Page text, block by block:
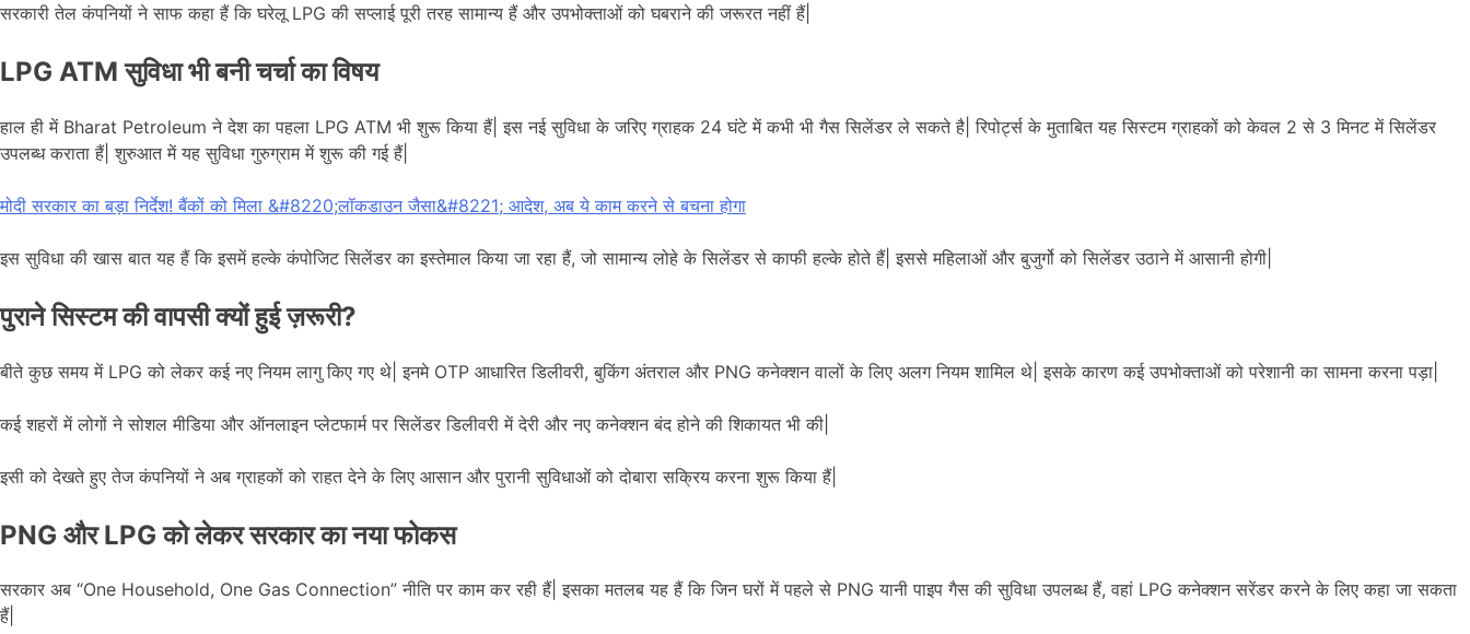
सरकारी तेल कंपनियों ने साफ कहा हैं कि घरेलू LPG की सप्लाई पूरी तरह सामान्य हैं और उपभोक्ताओं को घबराने की जरूरत नहीं हैं|
LPG ATM सुविधा भी बनी चर्चा का विषय
हाल ही में Bharat Petroleum ने देश का पहला LPG ATM भी शुरू किया हैं| इस नई सुविधा के जरिए ग्राहक 24 घंटे में कभी भी गैस सिलेंडर ले सकते है| रिपोर्ट्स के मुताबित यह सिस्टम ग्राहकों को केवल 2 से 3 मिनट में सिलेंडर
उपलब्ध कराता हैं| शुरुआत में यह सुविधा गुरुग्राम में शुरू की गई हैं|
मोदी सरकार का बड़ा निर्देश! बैंकों को मिला &#8220;लॉकडाउन जैसा&#8221; आदेश, अब ये काम करने से बचना होगा
इस सुविधा की खास बात यह हैं कि इसमें हल्के कंपोजिट सिलेंडर का इस्तेमाल किया जा रहा हैं, जो सामान्य लोहे के सिलेंडर से काफी हल्के होते हैं| इससे महिलाओं और बुजुर्गो को सिलेंडर उठाने में आसानी होगी|
पुराने सिस्टम की वापसी क्यों हुई ज़रूरी?
बीते कुछ समय में LPG को लेकर कई नए नियम लागु किए गए थे| इनमे OTP आधारित डिलीवरी, बुकिंग अंतराल और PNG कनेक्शन वालों के लिए अलग नियम शामिल थे| इसके कारण कई उपभोक्ताओं को परेशानी का सामना करना पड़ा|
कई शहरों में लोगों ने सोशल मीडिया और ऑनलाइन प्लेटफार्म पर सिलेंडर डिलीवरी में देरी और नए कनेक्शन बंद होने की शिकायत भी की|
इसी को देखते हुए तेज कंपनियों ने अब ग्राहकों को राहत देने के लिए आसान और पुरानी सुविधाओं को दोबारा सक्रिय करना शुरू किया हैं|
PNG और LPG को लेकर सरकार का नया फोकस
सरकार अब “One Household, One Gas Connection” नीति पर काम कर रही हैं| इसका मतलब यह हैं कि जिन घरों में पहले से PNG यानी पाइप गैस की सुविधा उपलब्ध हैं, वहां LPG कनेक्शन सरेंडर करने के लिए कहा जा सकता
हैं|